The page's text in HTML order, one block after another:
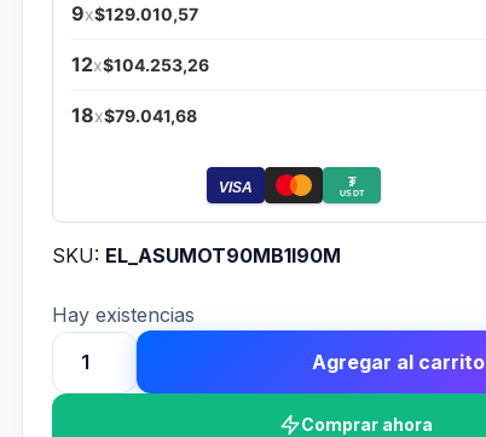
9x$129.010,57
12x$104.253,26
18x$79.041,68
VISA ₮
USDT
SKU: EL_ASUMOT90MB1I90M
Hay existencias
Motherboard
ASUS
Agregar al carrito
Comprar ahora